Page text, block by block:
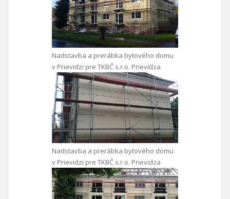
Nadstavba a prerábka bytového domu
v Prievidzi pre TKBČ s.r.o. Prievidza
Nadstavba a prerábka bytového domu
v Prievidzi pre TKBČ s.r.o. Prievidza